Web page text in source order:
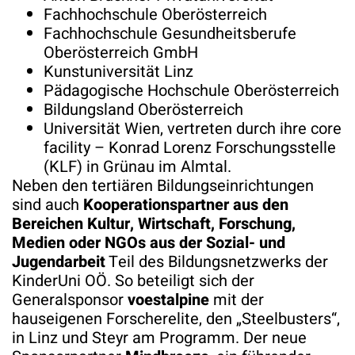
Fachhochschule Oberösterreich
Fachhochschule Gesundheitsberufe
Oberösterreich GmbH
Kunstuniversität Linz
Pädagogische Hochschule Oberösterreich
Bildungsland Oberösterreich
Universität Wien, vertreten durch ihre core
facility – Konrad Lorenz Forschungsstelle
(KLF) in Grünau im Almtal.
Neben den tertiären Bildungseinrichtungen
sind auch Kooperationspartner aus den
Bereichen Kultur, Wirtschaft, Forschung,
Medien oder NGOs aus der Sozial- und
JugendarbeitTeil des Bildungsnetzwerks der
KinderUni OÖ. So beteiligt sich der
Generalsponsorvoestalpine mit der
hauseigenen Forscherelite, den „Steelbusters“,
in Linz und Steyr am Programm. Der neue